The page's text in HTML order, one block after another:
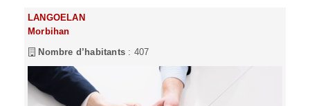
LANGOELAN
Morbihan
Nombre d’habitants : 407